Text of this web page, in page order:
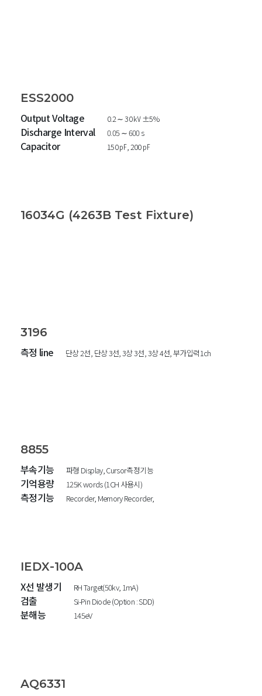
ESS2000
Output Voltage
0.2 ∼ 30 ㎸ ±5%
Discharge Interval 0.05 ∼ 600 s
Capacitor 150 ㎊, 200 ㎊
16034G (4263B Test Fixture)
3196
측정 line
단상 2선, 단상 3선, 3상 3선, 3상 4선, 부가입력1ch
8855
부속기능
파형 Display, Cursor측정기능
기억용량 125K words (1CH 사용시)
측정기능 Recorder, Memory Recorder,
IEDX-100A
X선 발생기
RH Target(50kv, 1mA)
검출 Si-Pin Diode (Option : SDD)
분해능 145eV
AQ6331